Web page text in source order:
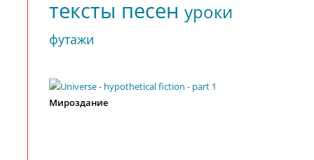
тексты песен уроки
футажи
Мироздание